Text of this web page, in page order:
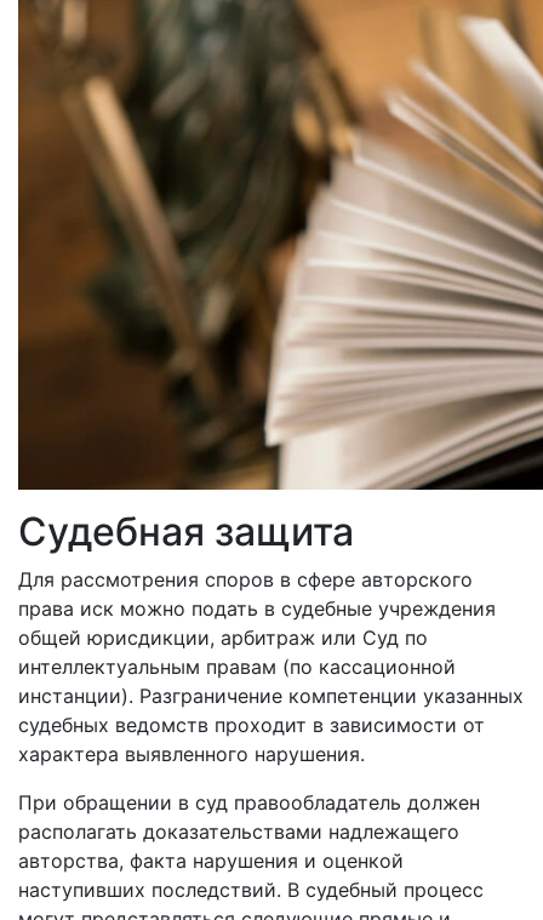
Судебная защита
Для рассмотрения споров в сфере авторского
права иск можно подать в судебные учреждения
общей юрисдикции, арбитраж или Суд по
интеллектуальным правам (по кассационной
инстанции). Разграничение компетенции указанных
судебных ведомств проходит в зависимости от
характера выявленного нарушения.
При обращении в суд правообладатель должен
располагать доказательствами надлежащего
авторства, факта нарушения и оценкой
наступивших последствий. В судебный процесс